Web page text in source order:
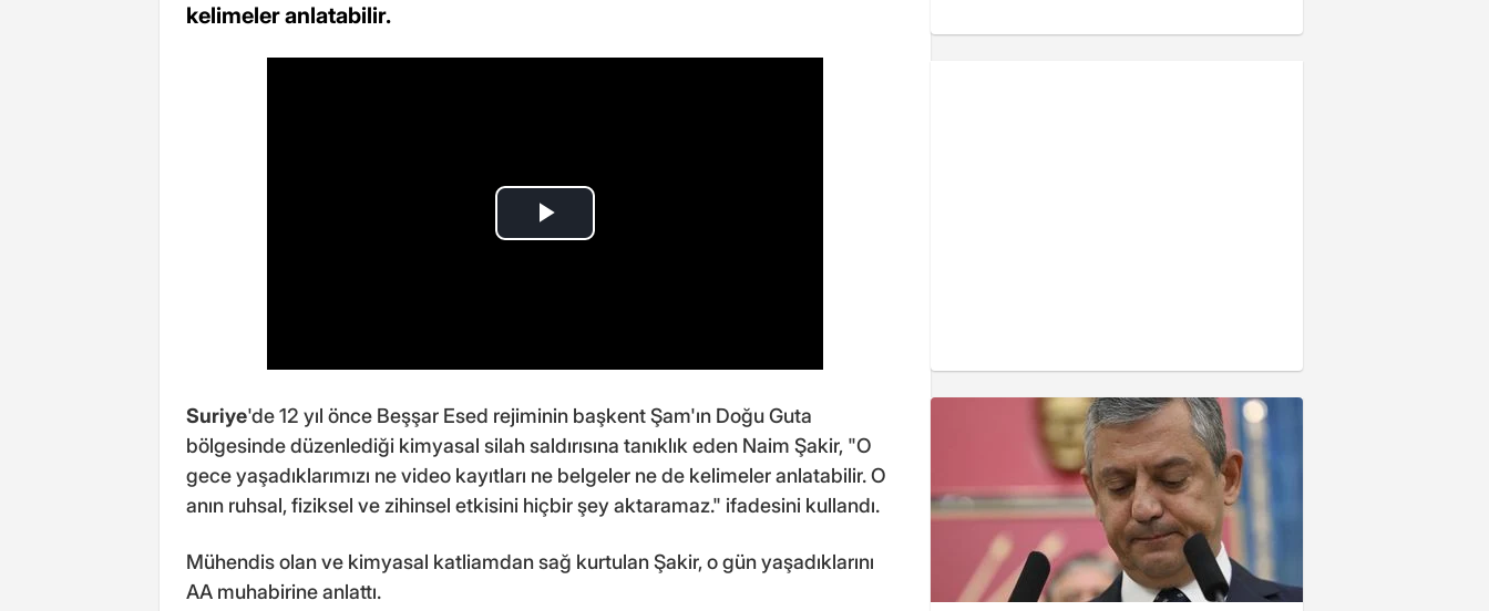
kelimeler anlatabilir.
Suriye'de 12 yıl önce Beşşar Esed rejiminin başkent Şam'ın Doğu Guta
bölgesinde düzenlediği kimyasal silah saldırısına tanıklık eden Naim Şakir, "O
gece yaşadıklarımızı ne video kayıtları ne belgeler ne de kelimeler anlatabilir. O
anın ruhsal, fiziksel ve zihinsel etkisini hiçbir şey aktaramaz." ifadesini kullandı.
Mühendis olan ve kimyasal katliamdan sağ kurtulan Şakir, o gün yaşadıklarını
AA muhabirine anlattı.